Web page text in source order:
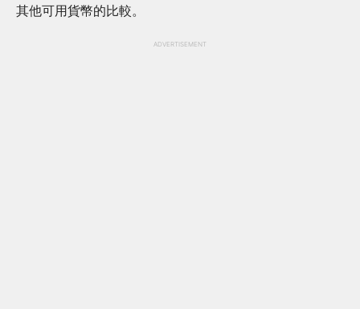
其他可用貨幣的比較。
ADVERTISEMENT